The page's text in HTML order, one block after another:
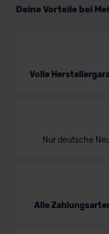
Deine Vorteile bei
Volle
Nur deutsche
Alle